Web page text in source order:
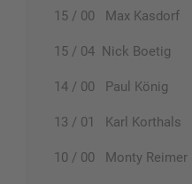
15 / 00 Max Kasdorf
15 / 04 Nick Boetig
14 / 00 Paul König
13 / 01 Karl Korthals
10 / 00 Monty Reimer